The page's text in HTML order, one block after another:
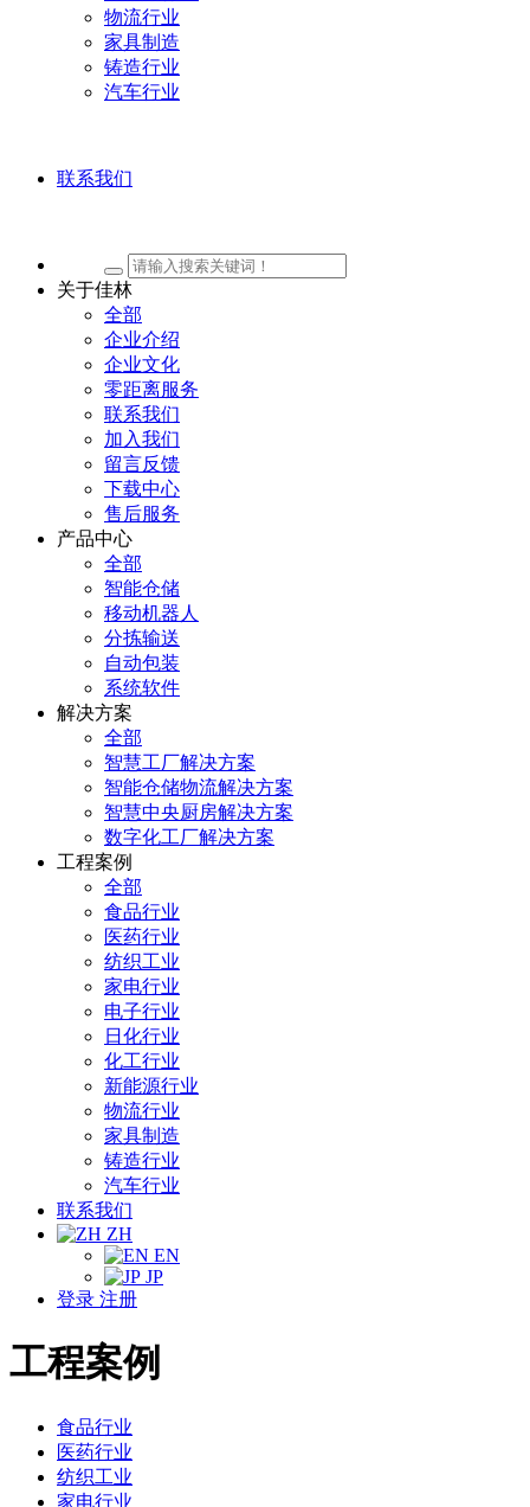
物流行业
家具制造
铸造行业
汽车行业
联系我们
关于佳林
全部
企业介绍
企业文化
零距离服务
联系我们
加入我们
留言反馈
下载中心
售后服务
产品中心
全部
智能仓储
移动机器人
分拣输送
自动包装
系统软件
解决方案
全部
智慧工厂解决方案
智能仓储物流解决方案
智慧中央厨房解决方案
数字化工厂解决方案
工程案例
全部
食品行业
医药行业
纺织工业
家电行业
电子行业
日化行业
化工行业
新能源行业
物流行业
家具制造
铸造行业
汽车行业
联系我们
ZH
EN
JP
登录 注册
工程案例
食品行业
医药行业
纺织工业
家电行业